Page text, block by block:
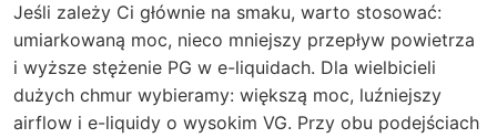
Jeśli zależy Ci głównie na smaku, warto stosować:
umiarkowaną moc, nieco mniejszy przepływ powietrza
i wyższe stężenie PG w e-liquidach. Dla wielbicieli
dużych chmur wybieramy: większą moc, luźniejszy
airflow i e-liquidy o wysokim VG. Przy obu podejściach